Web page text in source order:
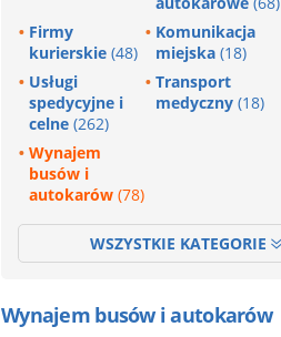
Firmy
kurierskie (48)
Komunikacja
miejska (18)
Usługi
spedycyjne i
celne (262)
Transport
medyczny (18)
Wynajem
busów i
autokarów (78)
WSZYSTKIE KATEGORIE
Wynajem busów i autokarów